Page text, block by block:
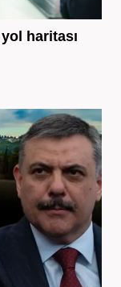
haritası